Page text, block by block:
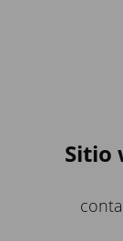
Sitio